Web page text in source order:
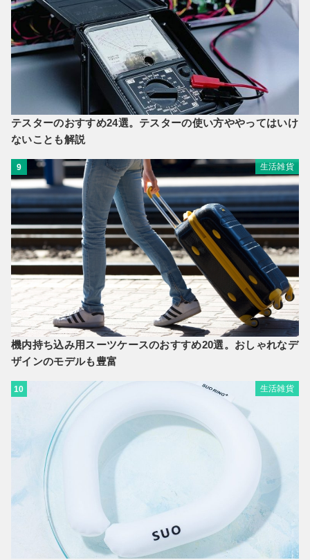
テスターのおすすめ24選。テスターの使い方ややってはいけ
ないことも解説
9 生活雑貨
機内持ち込み用スーツケースのおすすめ20選。おしゃれなデ
ザインのモデルも豊富
10 生活雑貨